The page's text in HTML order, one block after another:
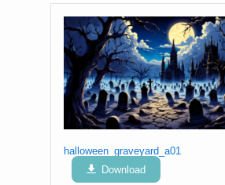
halloween_graveyard_a01
Download